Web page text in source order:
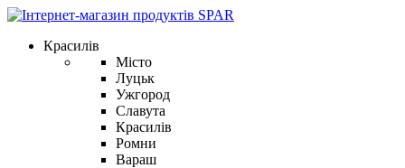
Красилів
Місто
Луцьк
Ужгород
Славута
Красилів
Ромни
Вараш